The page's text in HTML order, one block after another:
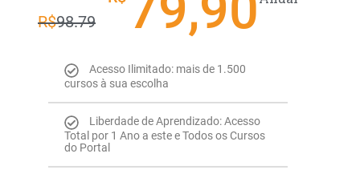
R$98.79
Acesso Ilimitado: mais de 1.500
cursos à sua escolha
Liberdade de Aprendizado: Acesso
Total por 1 Ano a este e Todos os Cursos
do Portal